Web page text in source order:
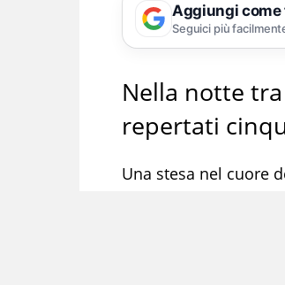
Aggiungi come
Seguici più
Nella notte
repertati
Una stesa nel cuore